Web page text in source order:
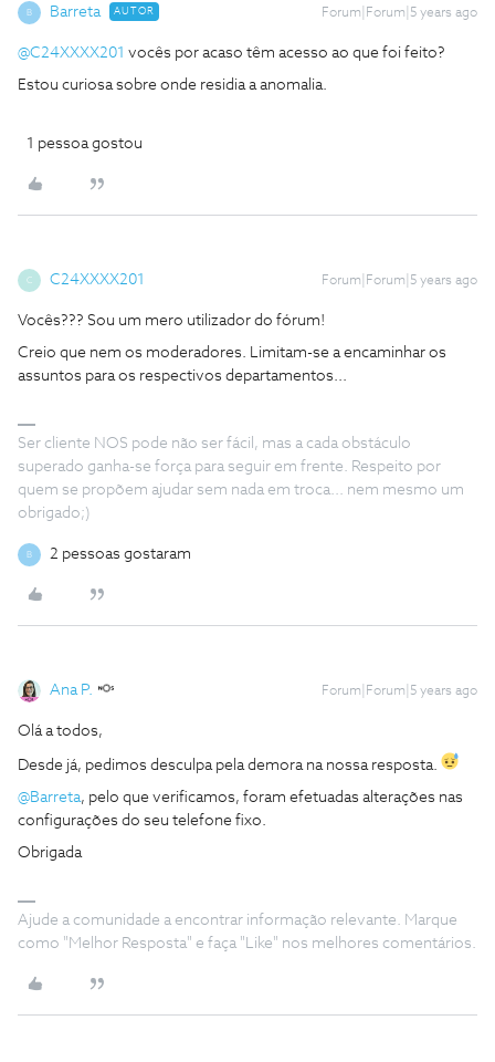
B Barreta AUTOR Forum|Forum|5 years ago
@C24XXXX201 vocês por acaso têm acesso ao que foi feito?
Estou curiosa sobre onde residia a anomalia.
1 pessoa gostou
C C24XXXX201 Forum|Forum|5 years ago
Vocês??? Sou um mero utilizador do fórum!
Creio que nem os moderadores. Limitam-se a encaminhar os
assuntos para os respectivos departamentos...
Ser cliente NOS pode não ser fácil, mas a cada obstáculo
superado ganha-se força para seguir em frente. Respeito por
quem se propõem ajudar sem nada em troca... nem mesmo um
obrigado;)
B 2 pessoas gostaram
Ana P. Forum|Forum|5 years ago
Olá a todos,
Desde já, pedimos desculpa pela demora na nossa resposta.
@Barreta, pelo que verificamos, foram efetuadas alterações nas
configurações do seu telefone fixo.
Obrigada
Ajude a comunidade a encontrar informação relevante. Marque
como "Melhor Resposta" e faça "Like" nos melhores comentários.